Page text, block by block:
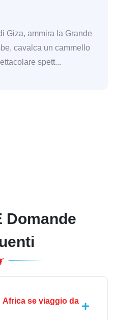
Giza, ammira la Grande
cavalca un cammello
spett...
Domande
Africa se viaggio da